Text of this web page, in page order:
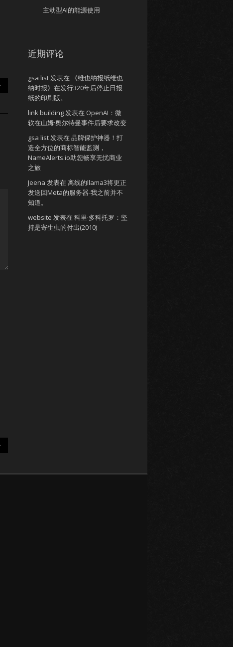
主动型AI的能源使用
近期评论
gsa list发表在
《维也纳报纸维也
纳时报》在发行320年后停止日报
纸的印刷版。
link building发表在 OpenAI：微
软在山姆·奥尔特曼事件后要求改变
gsa list发表在 品牌保护神器！打
造全方位的商标智能监测，
NameAlerts.io助您畅享无忧商业
之旅
Jeena 发表在 离线的llama3将更正
发送回Meta的服务器-我之前并不
知道。
website 发表在 科里·多科托罗：坚
持是寄生虫的付出(2010)